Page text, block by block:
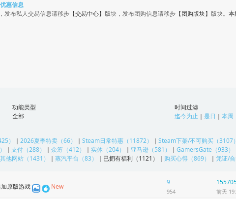
惠信息
发布私人交易信息请移步 【交易中心】 版块，发布团购信息请移步 【团购版块】 版块。 本
功能类型
全部
时间过滤
迄今为止 ｜ 是日 ｜ 本周
） ｜ 2026夏季特卖（66） ｜ Steam日常特惠（11872） ｜ Steam下架/不可购买（3107）
｜ 支付（288） ｜ 众筹（412） ｜ 实体（204） ｜ 亚马逊（581） ｜ GamersGate（933）
其他网站（1431） ｜ 蒸汽平台（83） ｜ 已拥有福利（1121） ｜ 购买心得（869） ｜ 凭证/
原版游戏 New
9
954 前天